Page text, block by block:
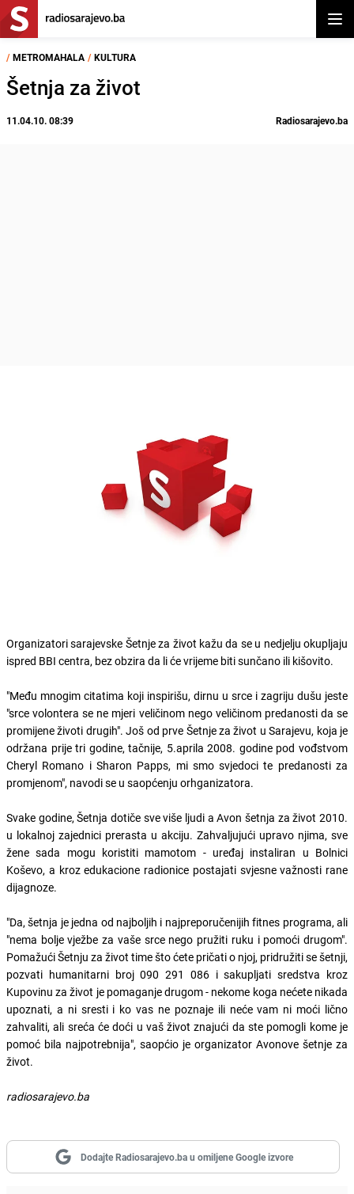
/ METROMAHALA / KULTURA
Šetnja za život
11.04.10. 08:39 Radiosarajevo.ba
Organizatori sarajevske Šetnje za život kažu da se u nedjelju okupljaju
ispred BBI centra, bez obzira da li će vrijeme biti sunčano ili kišovito.
"Među mnogim citatima koji inspirišu, dirnu u srce i zagriju dušu jeste
"srce volontera se ne mjeri veličinom nego veličinom predanosti da se
promijene životi drugih". Još od prve Šetnje za život u Sarajevu, koja je
održana prije tri godine, tačnije, 5.aprila 2008. godine pod vođstvom
Cheryl Romano i Sharon Papps, mi smo svjedoci te predanosti za
promjenom", navodi se u saopćenju orhganizatora.
Svake godine, Šetnja dotiče sve više ljudi a Avon šetnja za život 2010.
u lokalnoj zajednici prerasta u akciju. Zahvaljujući upravo njima, sve
žene sada mogu koristiti mamotom - uređaj instaliran u Bolnici
Koševo, a kroz edukacione radionice postajati svjesne važnosti rane
dijagnoze.
"Da, šetnja je jedna od najboljih i najpreporučenijih fitnes programa, ali
"nema bolje vježbe za vaše srce nego pružiti ruku i pomoći drugom".
Pomažući Šetnju za život time što ćete pričati o njoj, pridružiti se šetnji,
pozvati humanitarni broj 090 291 086 i sakupljati sredstva kroz
Kupovinu za život je pomaganje drugom - nekome koga nećete nikada
upoznati, a ni sresti i ko vas ne poznaje ili neće vam ni moći lično
zahvaliti, ali sreća će doći u vaš život znajući da ste pomogli kome je
pomoć bila najpotrebnija", saopćio je organizator Avonove šetnje za
život.
radiosarajevo.ba
Dodajte Radiosarajevo.ba u omiljene Google izvore